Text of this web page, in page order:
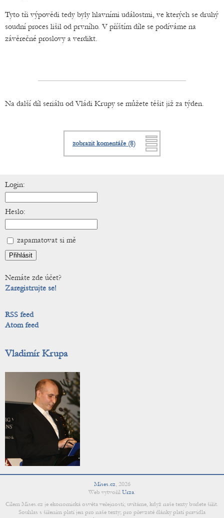
Tyto tři výpovědi tedy byly hlavními událostmi, ve kterých se druhý
soudní proces lišil od prvního. V příštím díle se podíváme na
závěrečné proslovy a verdikt.
Na další díl seriálu od Vládi Krupy se můžete těšit již za týden.
zobrazit komentáře (8)
Login:
Heslo:
zapamatovat si mě
Nemáte zde účet?
Zaregistrujte se!
RSS feed
Atom feed
Vladimír Krupa
Mises.cz, 2026
Web vytvořil Urza.
Cílem Mises.cz je ekonomická osvěta veřejnosti; uvítáme, když naše texty budete šířit.
Souhlas s šířením platí jen pro naše texty; pro převzaté články platí pravidla